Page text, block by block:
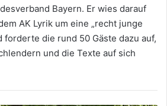
Bayern. Er wies darauf
AK Lyrik um eine „recht junge
forderte die rund 50 Gäste dazu auf,
und die Texte auf sich